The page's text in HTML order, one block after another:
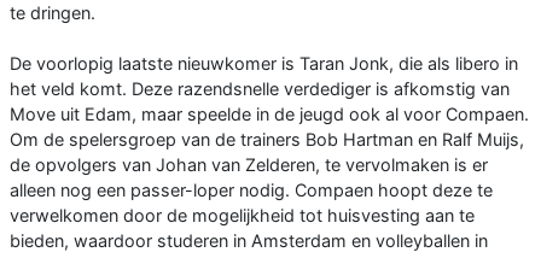
te dringen.
De voorlopig laatste nieuwkomer is Taran Jonk, die als libero in
het veld komt. Deze razendsnelle verdediger is afkomstig van
Move uit Edam, maar speelde in de jeugd ook al voor Compaen.
Om de spelersgroep van de trainers Bob Hartman en Ralf Muijs,
de opvolgers van Johan van Zelderen, te vervolmaken is er
alleen nog een passer-loper nodig. Compaen hoopt deze te
verwelkomen door de mogelijkheid tot huisvesting aan te
bieden, waardoor studeren in Amsterdam en volleyballen in